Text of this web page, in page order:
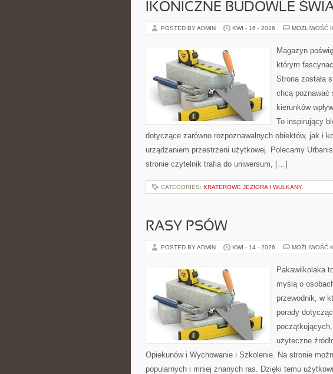
IKONICZNE BUDOWLE
POSTED BY ADMIN KWI - 16 - 2026 MOŻLIWOŚĆ
Magazyn
którym
Strona została
chcą poznawać
kierunków
To inspirujący
dotyczące zarówno rozpoznawalnych obiektów, jak i
urządzaniem przestrzeni użytkowej. Polecamy
stronie czytelnik trafia do uniwersum, […]
CATEGORIES: KRATEROWE JEZIORA I WULKANY
RASY PSÓW
POSTED BY ADMIN KWI - 14 - 2026 MOŻLIWOŚĆ
Pakawilkolaka
myślą o
przewodnik, w
porady
użyteczne
Opiekunów i Wychowanie i Szkolenie. Na stronie
popularnych i mniej znanych ras. Dzięki temu